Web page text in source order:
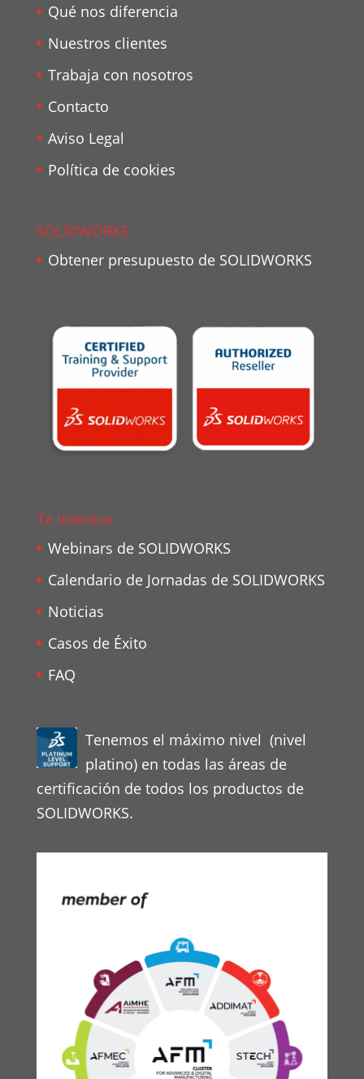
Qué nos diferencia
Nuestros clientes
Trabaja con nosotros
Contacto
Aviso Legal
Política de cookies
SOLIDWORKS
Obtener presupuesto de SOLIDWORKS
Te interesa
Webinars de SOLIDWORKS
Calendario de Jornadas de SOLIDWORKS
Noticias
Casos de Éxito
FAQ
Tenemos el máximo nivel (nivel
platino) en todas las áreas de
certificación de todos los productos de
SOLIDWORKS.